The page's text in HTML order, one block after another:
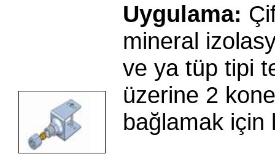
Uygulama:
mineral
ve ya tüp tipi
üzerine 2
bağlamak için